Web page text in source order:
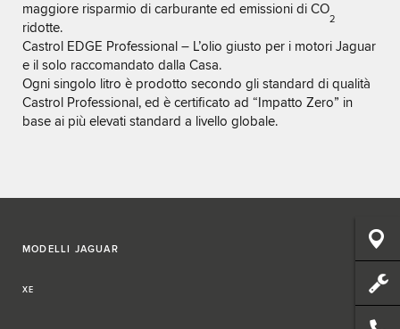
maggiore risparmio di carburante ed emissioni di CO
2
ridotte.
Castrol EDGE Professional – L’olio giusto per i motori Jaguar
e il solo raccomandato dalla Casa.
Ogni singolo litro è prodotto secondo gli standard di qualità
Castrol Professional, ed è certificato ad “Impatto Zero” in
base ai più elevati standard a livello globale.
MODELLI JAGUAR
XE